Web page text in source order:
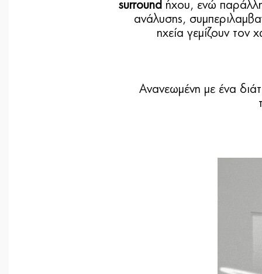
surround ήχου, ενώ
ανάλυσης,
ηχεία γεμίζουν τον
Ανανεωμένη με ένα